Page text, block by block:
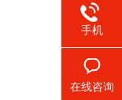
手机
在线咨询